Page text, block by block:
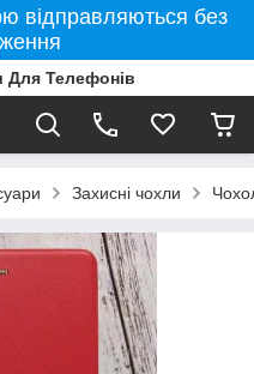
відправляються без
Для Телефонів
Захисні чохли